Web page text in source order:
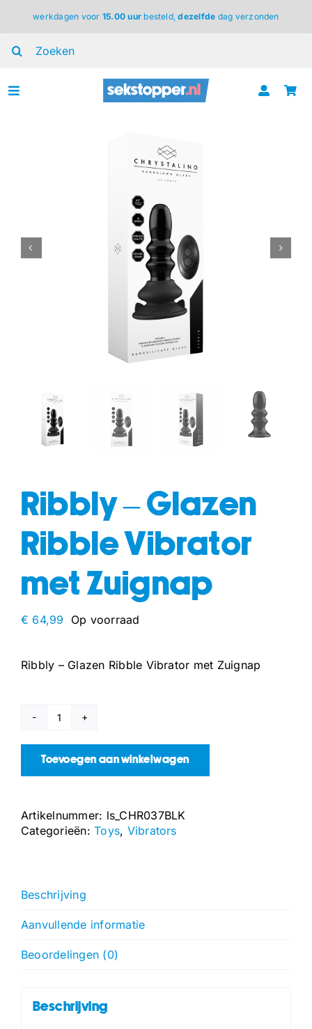
inhoud
werkdagen voor 15.00 uur besteld,dezelfde dag verzonden
Toggle
drogisterij
Ribbly – Glazen
Ribble Vibrator
met Zuignap
€ 64,99 Op voorraad
Ribbly – Glazen Ribble Vibrator met Zuignap
Ribbly
Glazen
Ribble
Zuignap
aantal
Toevoegen aan winkelwagen
Artikelnummer: ls_CHR037BLK
Categorieën:Toys, Vibrators
Beschrijving
Aanvullende informatie
Beoordelingen (0)
Beschrijving